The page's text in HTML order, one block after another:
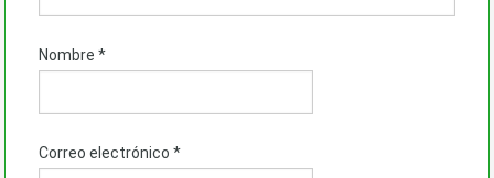
Nombre *
Correo electrónico *